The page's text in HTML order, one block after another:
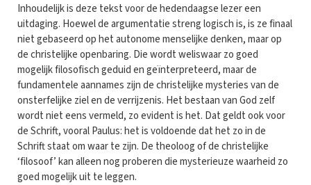
Inhoudelijk is deze tekst voor de hedendaagse lezer een
uitdaging. Hoewel de argumentatie streng logisch is, is ze finaal
niet gebaseerd op het autonome menselijke denken, maar op
de christelijke openbaring. Die wordt weliswaar zo goed
mogelijk filosofisch geduid en geïnterpreteerd, maar de
fundamentele aannames zijn de christelijke mysteries van de
onsterfelijke ziel en de verrijzenis. Het bestaan van God zelf
wordt niet eens vermeld, zo evident is het. Dat geldt ook voor
de Schrift, vooral Paulus: het is voldoende dat het zo in de
Schrift staat om waar te zijn. De theoloog of de christelijke
‘filosoof’ kan alleen nog proberen die mysterieuze waarheid zo
goed mogelijk uit te leggen.